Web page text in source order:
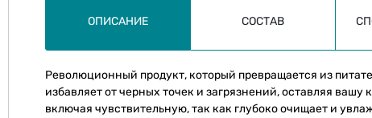
ОПИСАНИЕ СОСТАВ
Революционный продукт, который превращается из
избавляет от черных точек и загрязнений, оставляя
включая чувствительную, так как глубоко очищает и